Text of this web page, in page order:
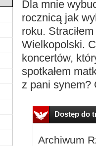
Dla mnie
rocznicą jak
roku.
Wielkopolski.
koncertów,
spotkałem
z pani synem?
Dostęp do
Archiwum